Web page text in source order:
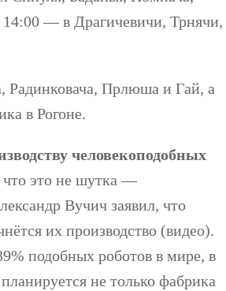
14:00 — в Драгичевичи, Трнячи,
Радинковача, Прлюша и Гай, а
в Рогоне.
человекоподобных
это не шутка —
Вучич заявил, что
их производство (видео).
подобных роботов в мире, в
не только фабрика